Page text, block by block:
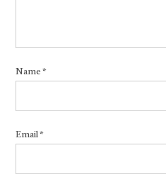
Name*
Email*